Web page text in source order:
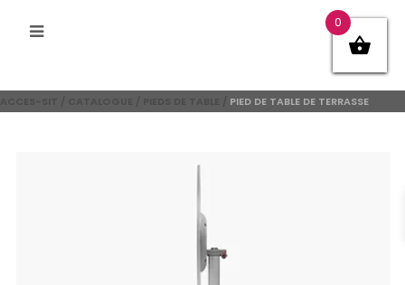
PIED DE TABLE DE TERRASSE
0